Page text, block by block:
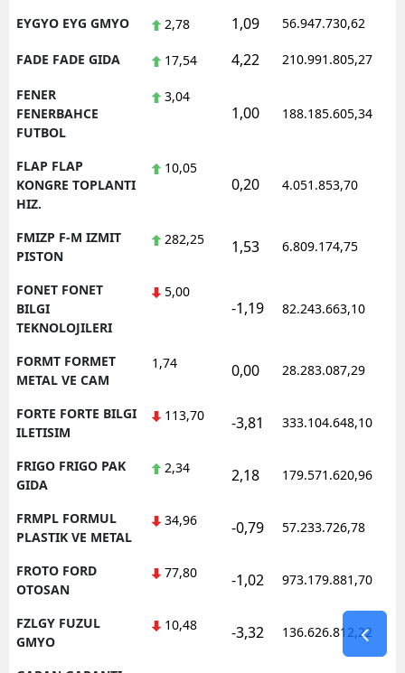
EYGYO EYG GMYO 2,78 1,09 56.947.730,62
FADE FADE GIDA 17,54 4,22 210.991.805,27
FENER
FENERBAHCE
FUTBOL
3,04
1,00 188.185.605,34
FLAP FLAP
KONGRE TOPLANTI
HIZ.
10,05
0,20 4.051.853,70
FMIZP F-M IZMIT
PISTON
282,25 1,53 6.809.174,75
FONET FONET
BILGI
TEKNOLOJILERI
5,00
-1,19 82.243.663,10
FORMT FORMET
METAL VE CAM
1,74 0,00 28.283.087,29
FORTE FORTE BILGI
ILETISIM
113,70 -3,81 333.104.648,10
FRIGO FRIGO PAK
GIDA
2,34 2,18 179.571.620,96
FRMPL FORMUL
PLASTIK VE METAL
34,96 -0,79 57.233.726,78
FROTO FORD
OTOSAN
77,80 -1,02 973.179.881,70
FZLGY FUZUL
GMYO
10,48 -3,32 136.626.812,22